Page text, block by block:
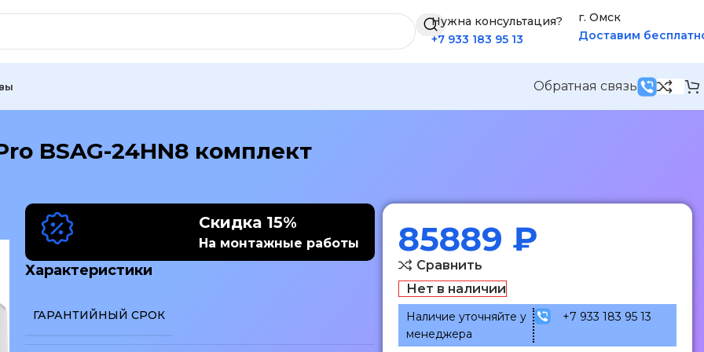
Нужна консультация?
+7 933 183 95 13
г. Омск
Доставим
Обратная связь
BSAG-24HN8 комплект
Скидка 15%
На монтажные работы
Характеристики
ГАРАНТИЙНЫЙ СРОК
85889 ₽
Сравнить
Нет в наличии
Наличие уточняйте у
менеджера
+7 933 183 95 13